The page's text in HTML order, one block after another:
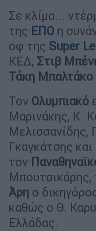
Σε κλίμα...
της ΕΠΟ η
οφ της Super
ΚΕΔ, Στιβ
Τάκη Μπαλτάκο
Τον Ολυμπιακό
Μαρινάκης, Κ.
Μελισσανίδης,
Γκαγκάτσης
τον
Μπουτσικάρης,
Άρη ο
καθώς ο Θ.
Ελλάδας.